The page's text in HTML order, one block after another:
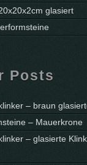
glasiert
Posts
– braun
– Mauerkrone
– glasierte